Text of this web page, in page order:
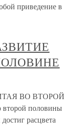
приведение в
ВО ВТОРОЙ
половины
расцвета